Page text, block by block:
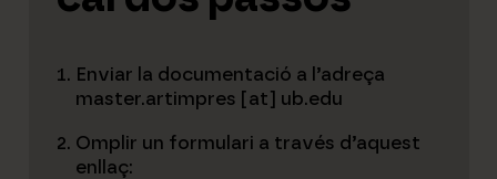
Enviar la documentació a l’adreça
master.artimpres [at] ub.edu
Omplir un formulari a través d’aquest
enllaç: